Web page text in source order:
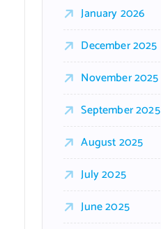
January 2026
December 2025
November 2025
September 2025
August 2025
July 2025
June 2025